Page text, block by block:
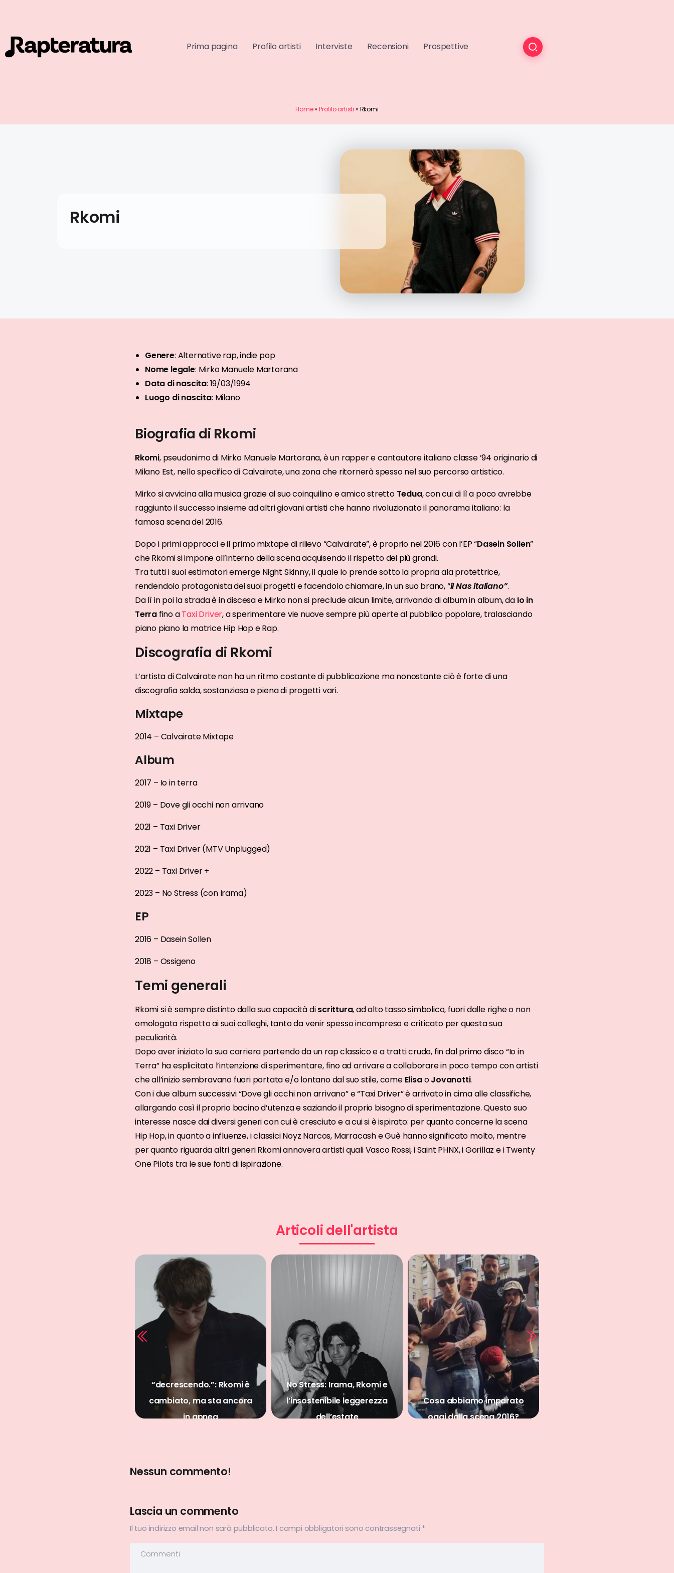
Prima pagina Profilo artisti Interviste Recensioni Prospettive
Home»Profilo artisti » Rkomi
Rkomi
Genere: Alternative rap, indie pop
Nome legale: Mirko Manuele Martorana
Data di nascita: 19/03/1994
Luogo di nascita: Milano
Biografia di Rkomi
Rkomi, pseudonimo di Mirko Manuele Martorana, è un rapper e cantautore italiano classe ’94 originario di
Milano Est, nello specifico di Calvairate, una zona che ritornerà spesso nel suo percorso artistico.
Mirko si avvicina alla musica grazie al suo coinquilino e amico stretto Tedua, con cui di lì a poco avrebbe
raggiunto il successo insieme ad altri giovani artisti che hanno rivoluzionato il panorama italiano: la
famosa scena del 2016.
Dopo i primi approcci e il primo mixtape di rilievo “Calvairate”, è proprio nel 2016 con l’EP “Dasein Sollen”
che Rkomi si impone all’interno della scena acquisendo il rispetto dei più grandi.
Tra tutti i suoi estimatori emerge Night Skinny, il quale lo prende sotto la propria ala protettrice,
rendendolo protagonista dei suoi progetti e facendolo chiamare, in un suo brano, “il Nas italiano”.
Da lì in poi la strada è in discesa e Mirko non si preclude alcun limite, arrivando di album in album, da Io in
Terra fino aTaxi Driver, a sperimentare vie nuove sempre più aperte al pubblico popolare, tralasciando
piano piano la matrice Hip Hop e Rap.
Discografia di Rkomi
L’artista di Calvairate non ha un ritmo costante di pubblicazione ma nonostante ciò è forte di una
discografia salda, sostanziosa e piena di progetti vari.
Mixtape
2014 – Calvairate Mixtape
Album
2017 – Io in terra
2019 – Dove gli occhi non arrivano
2021 – Taxi Driver
2021 – Taxi Driver (MTV Unplugged)
2022 – Taxi Driver +
2023 – No Stress (con Irama)
EP
2016 – Dasein Sollen
2018 – Ossigeno
Temi generali
Rkomi si è sempre distinto dalla sua capacità discrittura, ad alto tasso simbolico, fuori dalle righe o non
omologata rispetto ai suoi colleghi, tanto da venir spesso incompreso e criticato per questa sua
peculiarità.
Dopo aver iniziato la sua carriera partendo da un rap classico e a tratti crudo, fin dal primo disco “Io in
Terra” ha esplicitato l’intenzione di sperimentare, fino ad arrivare a collaborare in poco tempo con artisti
che all’inizio sembravano fuori portata e/o lontano dal suo stile, come ElisaoJovanotti.
Con i due album successivi “Dove gli occhi non arrivano” e “Taxi Driver” è arrivato in cima alle classifiche,
allargando così il proprio bacino d’utenza e saziando il proprio bisogno di sperimentazione. Questo suo
interesse nasce dai diversi generi con cui è cresciuto e a cui si è ispirato: per quanto concerne la scena
Hip Hop, in quanto a influenze, i classici Noyz Narcos, Marracash e Guè hanno significato molto, mentre
per quanto riguarda altri generi Rkomi annovera artisti quali Vasco Rossi, i Saint PHNX, i Gorillaz e i Twenty
One Pilots tra le sue fonti di ispirazione.
Articoli dell'artista
No Stress: Irama, Rkomi e
l’insostenibile leggerezza
dell’estate
Cosa abbiamo imparato
oggi dalla scena 2016?
Taxi Driver, la pellicola della
vita di Rkomi
Nessun commento!
Lascia un commento
Il tuo indirizzo email non sarà pubblicato. I campi obbligatori sono contrassegnati *